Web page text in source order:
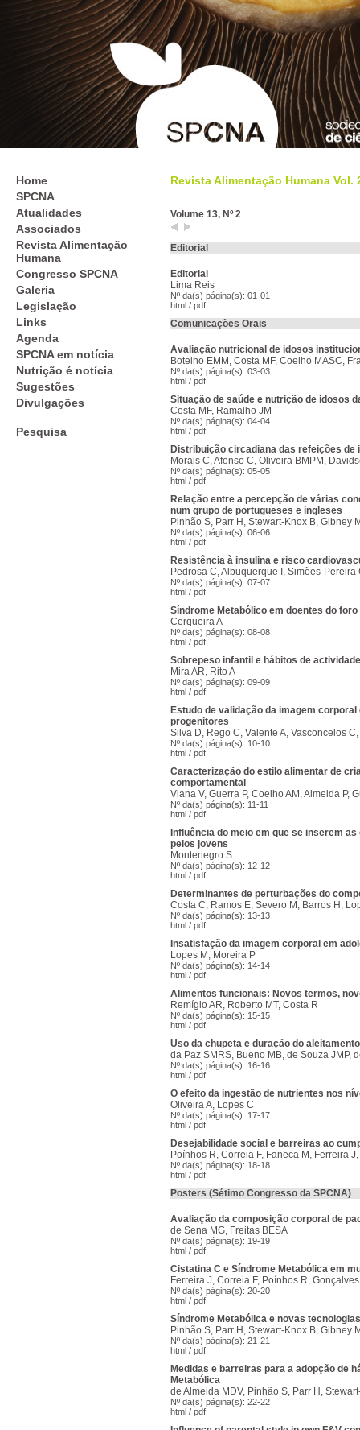
Home
SPCNA
Atualidades
Associados
Revista Alimentação
Humana
Congresso SPCNA
Galeria
Legislação
Links
Agenda
SPCNA em notícia
Nutrição é notícia
Sugestões
Divulgações
Pesquisa
Revista Alimentação Humana Vol.
Volume 13, Nº 2
Editorial
Editorial
Lima Reis
Nº da(s) página(s): 01-01
html / pdf
Comunicações Orais
Avaliação nutricional de idosos
Botelho EMM, Costa MF, Coelho MASC,
Nº da(s) página(s): 03-03
html / pdf
Situação de saúde e nutrição de idosos
Costa MF, Ramalho JM
Nº da(s) página(s): 04-04
html / pdf
Distribuição circadiana das refeições de
Morais C, Afonso C, Oliveira BMPM,
Nº da(s) página(s): 05-05
html / pdf
Relação entre a percepção de várias
num grupo de portugueses e ingleses
Pinhão S, Parr H, Stewart-Knox B, Gibney
Nº da(s) página(s): 06-06
html / pdf
Resistência à insulina e risco
Pedrosa C, Albuquerque I, Simões-
Nº da(s) página(s): 07-07
html / pdf
Síndrome Metabólico em doentes do
Cerqueira A
Nº da(s) página(s): 08-08
html / pdf
Sobrepeso infantil e hábitos de
Mira AR, Rito A
Nº da(s) página(s): 09-09
html / pdf
Estudo de validação da imagem
progenitores
Silva D, Rego C, Valente A, Vasconcelos
Nº da(s) página(s): 10-10
html / pdf
Caracterização do estilo alimentar de
comportamental
Viana V, Guerra P, Coelho AM, Almeida P,
Nº da(s) página(s): 11-11
html / pdf
Influência do meio em que se inserem
pelos jovens
Montenegro S
Nº da(s) página(s): 12-12
html / pdf
Determinantes de perturbações do
Costa C, Ramos E, Severo M, Barros H,
Nº da(s) página(s): 13-13
html / pdf
Insatisfação da imagem corporal em
Lopes M, Moreira P
Nº da(s) página(s): 14-14
html / pdf
Alimentos funcionais: Novos termos,
Remígio AR, Roberto MT, Costa R
Nº da(s) página(s): 15-15
html / pdf
Uso da chupeta e duração do
da Paz SMRS, Bueno MB, de Souza JMP,
Nº da(s) página(s): 16-16
html / pdf
O efeito da ingestão de nutrientes nos
Oliveira A, Lopes C
Nº da(s) página(s): 17-17
html / pdf
Desejabilidade social e barreiras ao
Poínhos R, Correia F, Faneca M, Ferreira
Nº da(s) página(s): 18-18
html / pdf
Posters (Sétimo Congresso da SPCNA)
Avaliação da composição corporal de
de Sena MG, Freitas BESA
Nº da(s) página(s): 19-19
html / pdf
Cistatina C e Síndrome Metabólica em
Ferreira J, Correia F, Poínhos R,
Nº da(s) página(s): 20-20
html / pdf
Síndrome Metabólica e novas
Pinhão S, Parr H, Stewart-Knox B, Gibney
Nº da(s) página(s): 21-21
html / pdf
Medidas e barreiras para a adopção de
Metabólica
de Almeida MDV, Pinhão S, Parr H,
Nº da(s) página(s): 22-22
html / pdf